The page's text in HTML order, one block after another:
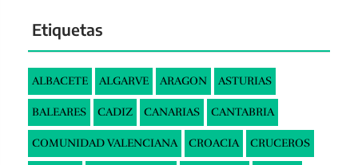
Etiquetas
ALBACETE ALGARVE ARAGON ASTURIAS
BALEARES CADIZ CANARIAS CANTABRIA
COMUNIDAD VALENCIANA CROACIA CRUCEROS